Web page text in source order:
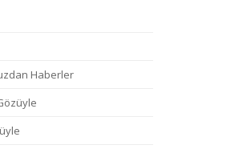
Haberler